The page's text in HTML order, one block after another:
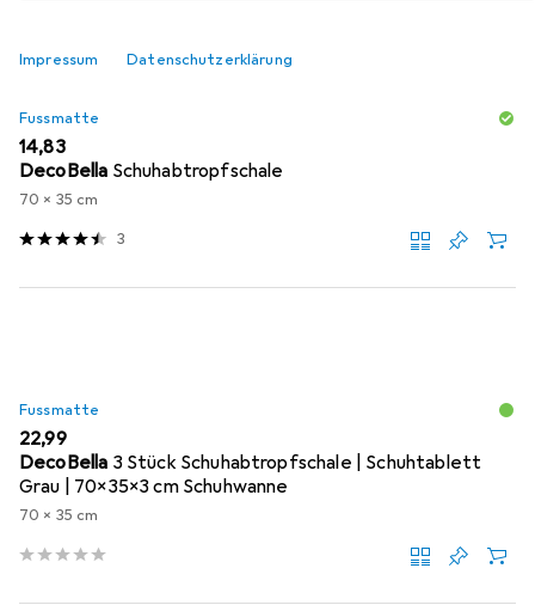
Impressum Datenschutzerklärung
Fussmatte
EUR
14,83
DecoBella Schuhabtropfschale
70 x 35 cm
3
Fussmatte
EUR
22,99
DecoBella 3 Stück Schuhabtropfschale | Schuhtablett
Grau | 70x35x3 cm Schuhwanne
70 x 35 cm